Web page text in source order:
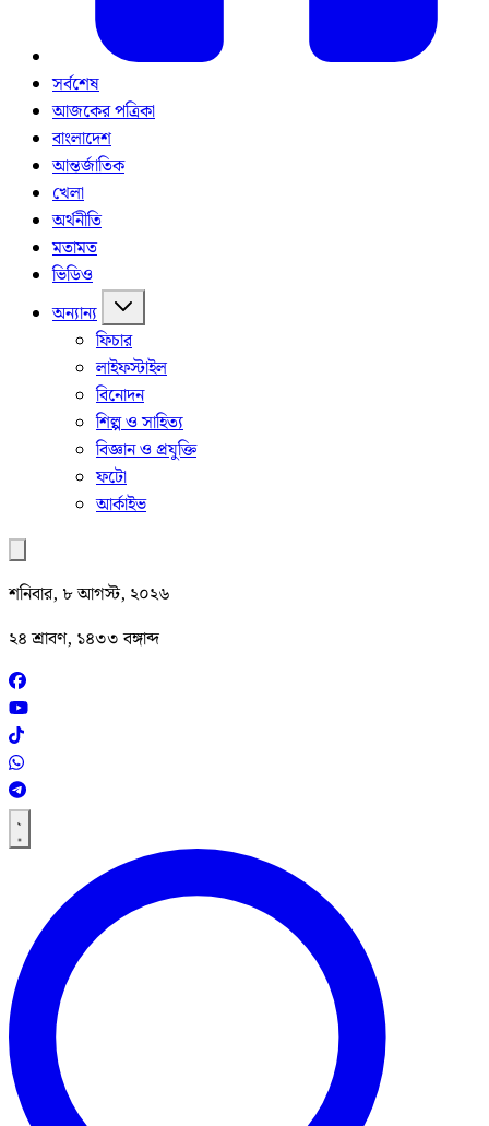
সর্বশেষ
আজকের পত্রিকা
বাংলাদেশ
আন্তর্জাতিক
খেলা
অর্থনীতি
মতামত
ভিডিও
অন্যান্য
ফিচার
লাইফস্টাইল
বিনোদন
শিল্প ও সাহিত্য
বিজ্ঞান ও প্রযুক্তি
ফটো
আর্কাইভ
শনিবার, ৮ আগস্ট, ২০২৬
২৪ শ্রাবণ, ১৪৩৩ বঙ্গাব্দ